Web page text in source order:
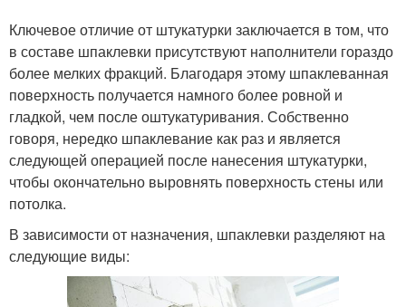
Ключевое отличие от штукатурки заключается в том, что
в составе шпаклевки присутствуют наполнители гораздо
более мелких фракций. Благодаря этому шпаклеванная
поверхность получается намного более ровной и
гладкой, чем после оштукатуривания. Собственно
говоря, нередко шпаклевание как раз и является
следующей операцией после нанесения штукатурки,
чтобы окончательно выровнять поверхность стены или
потолка.
В зависимости от назначения, шпаклевки разделяют на
следующие виды: